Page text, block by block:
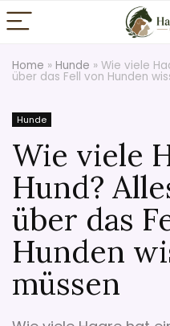
Home » Hunde » Wie viele
über das Fell von Hunden
Hunde
Wie viele
Hund?
über das
Hunden
müssen